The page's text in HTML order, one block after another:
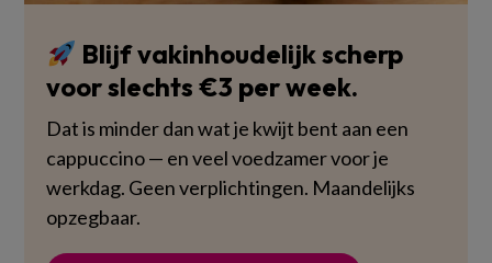
Blijf vakinhoudelijk scherp
voor slechts €3 per week.
Dat is minder dan wat je kwijt bent aan een
cappuccino — en veel voedzamer voor je
werkdag. Geen verplichtingen. Maandelijks
opzegbaar.